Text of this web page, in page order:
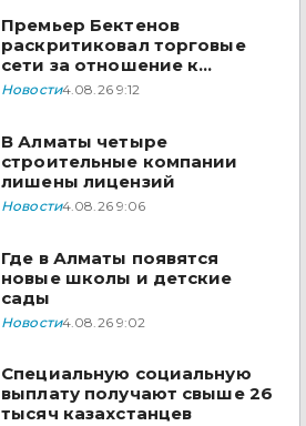
Премьер Бектенов
раскритиковал торговые
сети за отношение к
казахстанским товарам
Новости4.08.26 9:12
В Алматы четыре
строительные компании
лишены лицензий
Новости4.08.26 9:06
Где в Алматы появятся
новые школы и детские
сады
Новости4.08.26 9:02
Специальную социальную
выплату получают свыше 26
тысяч казахстанцев